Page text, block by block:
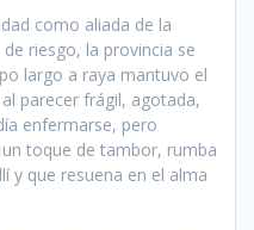
como aliada de la
riesgo, la provincia se
largo a raya mantuvo el
parecer frá­gil, agotada,
enfermarse, pero
toque de tambor, rumba
y que resuena en el alma